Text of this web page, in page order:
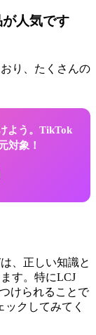
人気です
り、たくさんの
よう。TikTok
対象！
、正しい知識と
す。特にLCJ
けられることで
ックしてみてく